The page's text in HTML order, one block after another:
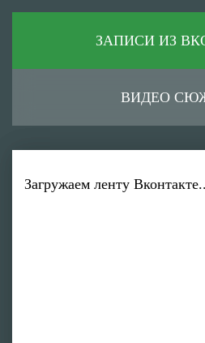
ЗАПИСИ ИЗ
ВИДЕО
Загружаем ленту